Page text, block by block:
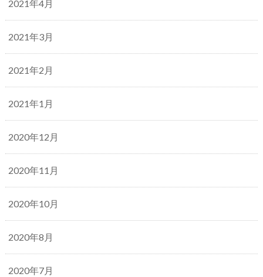
2021年4月
2021年3月
2021年2月
2021年1月
2020年12月
2020年11月
2020年10月
2020年8月
2020年7月